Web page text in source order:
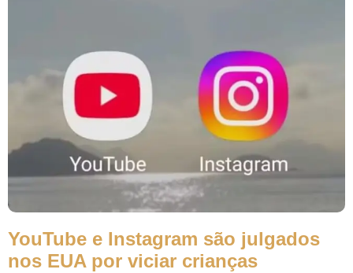
YouTube e Instagram são julgados
nos EUA por viciar crianças